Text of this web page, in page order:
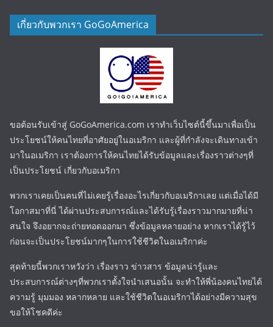
เกี่ยวกับพวกเรา GoGoAmerica
ขอต้อนรับเข้าสู่ GoGoAmerica.com เราทำเว็บไซต์นี้ขึ้นมาเพื่อเป็น
ประโยชน์ให้คนไทยที่อาศัยอยู่ในอเมริกา และผู้ที่กำลังจะเดินทางเข้า
มาในอเมริกา เราต้องการให้คนไทยได้รับข้อมูลและเรื่องราวต่างๆที่
เป็นประโยชน์ เกี่ยวกับอเมริกา
พวกเราเคยเป็นคนที่ไม่เคยรู้เรื่องอะไรเกี่ยวกับอเมริกาเลย แต่เมื่อได้มี
โอกาสมาที่นี่ ได้ผ่านประสบการณ์และได้รับรู้เรื่องราวมากมายที่น่า
สนใจ จึงอยากจะถ่ายทอดออกมา ซึ่งข้อมูลหลายอย่าง หากเราได้รู้ไว้
ก่อนจะเป็นประโยชน์มากๆในการใช้ชีวิตในอเมริกาค่ะ
สุดท้ายนี้พวกเราหวังว่า เรื่องราว ข่าวสาร ข้อมูลน่ารู้และ
ประสบการณ์ต่างๆที่พวกเราตั้งใจนำเสนอนั้น จะทำให้พี่น้องคนไทยได้
ความรู้ มุมมอง หลากหลาย และใช้ชีวิตในอเมริกาได้อย่างมีความสุข
ขอให้โชคดีค่ะ